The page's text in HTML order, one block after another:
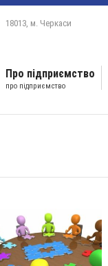
18013, м. Черкаси
Про підприємство
про підприємство